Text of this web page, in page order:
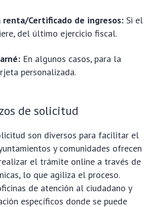
renta/Certificado de ingresos: Si el
del último ejercicio fiscal.
En algunos casos, para la
personalizada.
de solicitud
son diversos para facilitar el
y comunidades ofrecen
el trámite online a través de
lo que agiliza el proceso.
de atención al ciudadano y
específicos donde se puede